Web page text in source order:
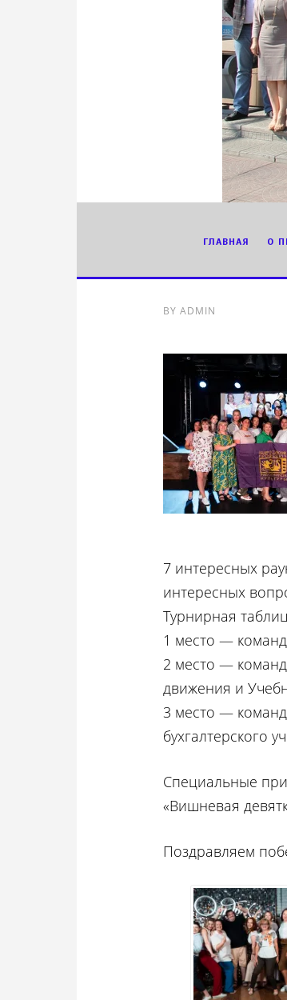
ГЛАВНАЯ О
BY ADMIN
7 интересных
интересных
Турнирная
1 место —
2 место —
движения и
3 место —
бухгалтерского
Специальные
«Вишневая
Поздравляем